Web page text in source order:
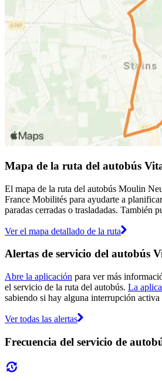
Mapa de la ruta del autobús
El mapa de la ruta del autobús Moulin
France Mobilités para ayudarte a
paradas cerradas o trasladadas. También
Ver el mapa detallado de la ruta
Alertas de servicio del autobús
Abre la aplicación para ver más
el servicio de la ruta del autobús. La
sabiendo si hay alguna interrupción activa
Ver todas las alertas
Frecuencia del servicio de